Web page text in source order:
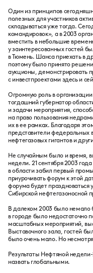
Один из принципов
полезных для участников
складываться уже тогда.
командировок», а в 2003
вместить в небольшие
у заинтересованных гостей
в Тюмень. Шанса приехать в
поэтому было принято
аукционы, демонстрировать
с инвестпроектами здесь и
Огромную роль в
тогдашний губернатор
и задачи мероприятия,
на право пользования
их в ее рамках. Благодаря
представители
нефтегазовых гигантов и
Не случайным было и время,
недели. 21 сентября 2003
в области забил первый
приурочивать форум к этой
форума будет
Сибирской нефтегазоносной
В далеком 2003 было немало
в городе было недостаточно
масштабных мероприятий,
Выставочного зала, гостей
было очень мало. Но
Результаты Нефтяной
назвать глобальными.